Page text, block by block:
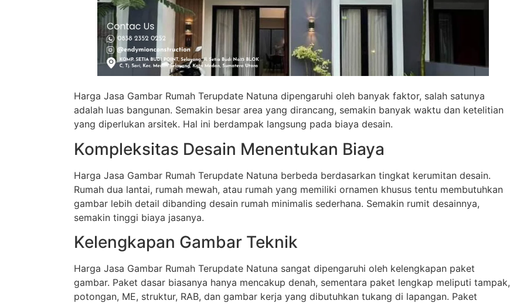
Harga Jasa Gambar Rumah Terupdate Natuna dipengaruhi oleh banyak faktor, salah satunya
adalah luas bangunan. Semakin besar area yang dirancang, semakin banyak waktu dan ketelitian
yang diperlukan arsitek. Hal ini berdampak langsung pada biaya desain.
Kompleksitas Desain Menentukan Biaya
Harga Jasa Gambar Rumah Terupdate Natuna berbeda berdasarkan tingkat kerumitan desain.
Rumah dua lantai, rumah mewah, atau rumah yang memiliki ornamen khusus tentu membutuhkan
gambar lebih detail dibanding desain rumah minimalis sederhana. Semakin rumit desainnya,
semakin tinggi biaya jasanya.
Kelengkapan Gambar Teknik
Harga Jasa Gambar Rumah Terupdate Natuna sangat dipengaruhi oleh kelengkapan paket
gambar. Paket dasar biasanya hanya mencakup denah, sementara paket lengkap meliputi tampak,
potongan, ME, struktur, RAB, dan gambar kerja yang dibutuhkan tukang di lapangan. Paket